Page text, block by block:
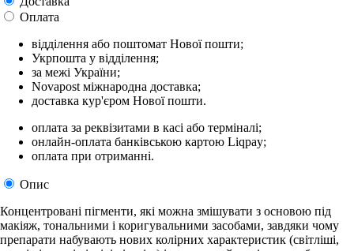
Оплата
відділення або поштомат Нової пошти;
Укрпошта у відділення;
за межі України;
Novapost міжнародна доставка;
доставка кур'єром Нової пошти.
оплата за реквізитами в касі або терміналі;
онлайн-оплата банківською картою Liqpay;
оплата при отриманні.
Опис
Концентровані пігменти, які можна змішувати з основою під
макіяж, тональними і коригувальними засобами, завдяки чому
препарати набувають нових колірних характеристик (світліші,